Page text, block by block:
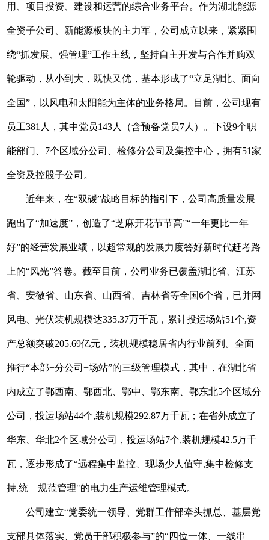
用、项目投资、建设和运营的综合业务平台。作为湖北能源
全资子公司、新能源板块的主力军，公司成立以来，紧紧围
绕“抓发展、强管理”工作主线，坚持自主开发与合作并购双
轮驱动，从小到大，既快又优，基本形成了“立足湖北、面向
全国”，以风电和太阳能为主体的业务格局。目前，公司现有
员工381人，其中党员143人（含预备党员7人）。下设9个职
能部门、7个区域分公司、检修分公司及集控中心，拥有51家
全资及控股子公司。
近年来，在“双碳”战略目标的指引下，公司高质量发展
跑出了“加速度”，创造了“芝麻开花节节高”“一年更比一年
好”的经营发展业绩，以超常规的发展力度答好新时代赶考路
上的“风光”答卷。截至目前，公司业务已覆盖湖北省、江苏
省、安徽省、山东省、山西省、吉林省等全国6个省，已并网
风电、光伏装机规模达335.37万千瓦，累计投运场站51个,资
产总额突破205.69亿元，装机规模稳居省内行业前列。全面
推行“本部+分公司+场站”的三级管理模式，其中，在湖北省
内成立了鄂西南、鄂西北、鄂中、鄂东南、鄂东北5个区域分
公司，投运场站44个,装机规模292.87万千瓦；在省外成立了
华东、华北2个区域分公司，投运场站7个,装机规模42.5万千
瓦，逐步形成了“远程集中监控、现场少人值守,集中检修支
持,统—规范管理"的电力生产运维管理模式。
公司建立“党委统一领导、党群工作部牵头抓总、基层党
支部具体落实、党员干部积极参与”的“四位一体、一线串